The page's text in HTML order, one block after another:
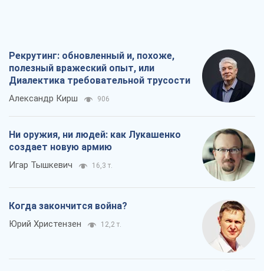
Рекрутинг: обновленный и, похоже,
полезный вражеский опыт, или
Диалектика требовательной трусости
Александр Кирш 906
Ни оружия, ни людей: как Лукашенко
создает новую армию
Игар Тышкевич 16,3 т.
Когда закончится война?
Юрий Христензен 12,2 т.